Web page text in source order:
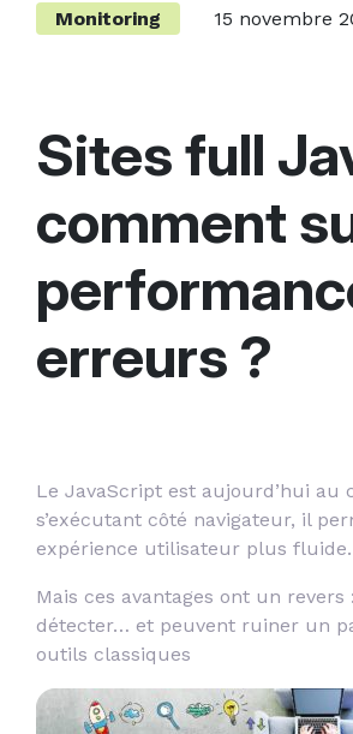
Monitoring 15 novembre
Sites full
comment
erreurs ?
Le JavaScript est aujourd’hui
s’exécutant côté navigateur, il
expérience utilisateur plus fluide.
Mais ces avantages ont un
détecter… et peuvent ruiner un
outils classiques